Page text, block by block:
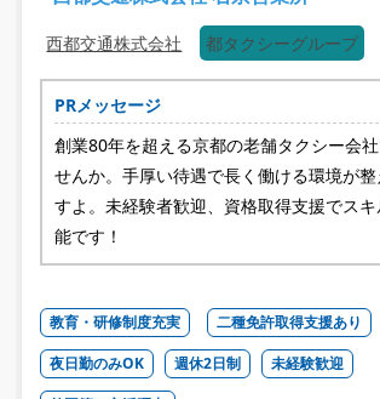
西都交通株式会社 都タクシーグループ
PRメッセージ
創業80年を超える京都の老舗タクシー会
せんか。手厚い待遇で長く働ける環境が整
すよ。未経験者歓迎、資格取得支援でス
能です！
教育・研修制度充実
二種免許取得支援あり
夜日勤のみOK
週休2日制
未経験歓迎